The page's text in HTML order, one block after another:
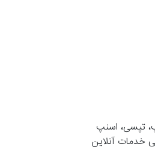
تپسی، اسنپ
خدمات آنلاین